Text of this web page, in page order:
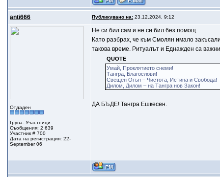
anti666 Публикувано на: 23.12.2024, 9:12
Отдаден
Група: Участници
Съобщения: 2 639
Участник # 700
Дата на регистрация: 22-
September 06
Не си бил сам и не си бил без помощ.
Като разбрах, че към Смолян имало
такова време. Ритуалът и Еднажден са
QUOTE
Умай, Проклятието снеми!
Тангра, Благослови!
Свещен Огън – Чистота, Истина и Свобода!
Дилом, Дилом – на Тангра нов Закон!
ДА БЪДЕ! Тангра Ешкесен.